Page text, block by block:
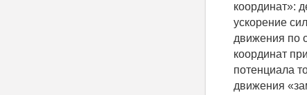
координат»:
ускорение
движения по
координат
потенциала
движения